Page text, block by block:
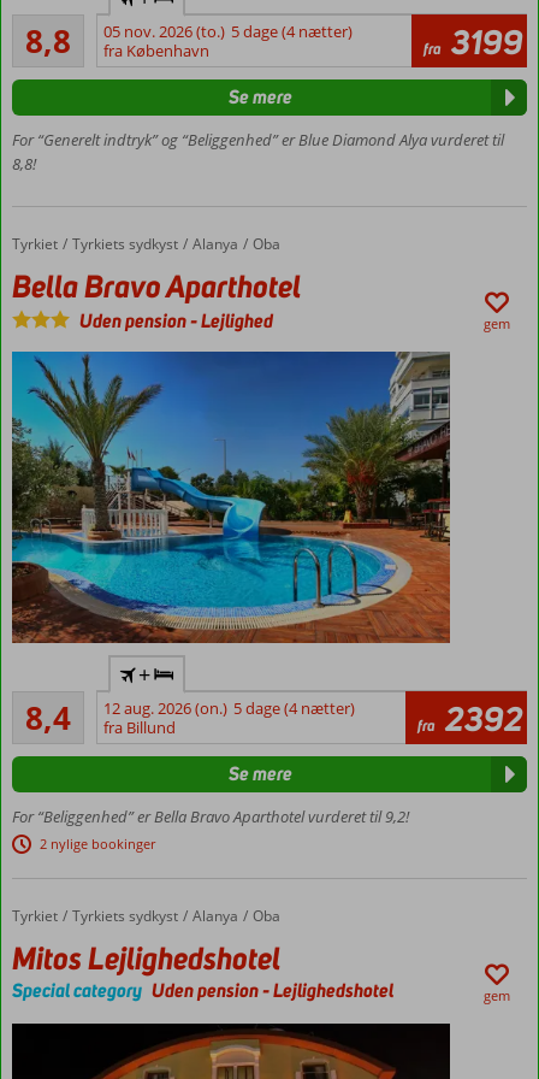
til
Gazipasa
Privat
Pool med
i Oba
Værelser
plads til
4
8,8
Alletiders
26
anmeldelser
05 nov. 2026 (to.) 5 dage (4 nætter)
fra København
fra 3199
For “Generelt indtryk” og “Beliggenhed” er Blue Diamond Alya vurderet til
8,8!
Se mere
Forside
Tyrkiet Tyrkiets sydkyst Alanya Oba
Bella Bravo Aparthotel
Bella Bravo Aparthotel
Uden pension-Lejlighed gem
Gazipasa
Centralt
Populært
blandt
stranden
Lejligheder
med plads
til 4
8,4
Meget godt
25
anmeldelser
+
12 aug. 2026 (on.) 5 dage (4 nætter)
fra Billund
fra 2392
For “Beliggenhed” er Bella Bravo Aparthotel vurderet til 9,2!
2 nylige bookinger
Se mere
Forside
Tyrkiet Tyrkiets sydkyst Alanya Oba
Mitos Lejlighedshotel
Mitos Lejlighedshotel
Special category Uden pension-Lejlighedshotel gem